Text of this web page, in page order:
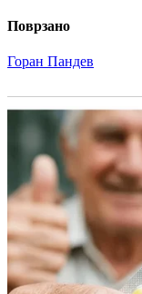
Поврзано
Горан Пандев